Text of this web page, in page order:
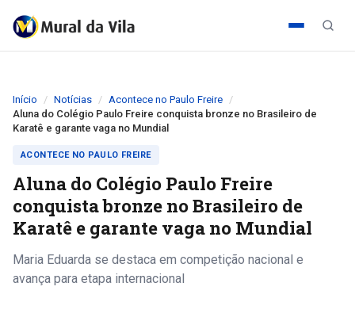
Início Notícias
Acontece no Paulo Freire
Aluna do Colégio Paulo Freire conquista bronze no Brasileiro de
Karatê e garante vaga no Mundial
ACONTECE NO PAULO FREIRE
Aluna do Colégio Paulo Freire
conquista bronze no Brasileiro de
Karatê e garante vaga no Mundial
Maria Eduarda se destaca em competição nacional e
avança para etapa internacional